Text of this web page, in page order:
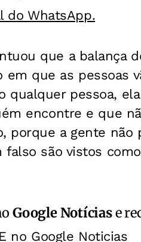
do WhatsApp.
que a balança
que as pessoas
qualquer pessoa,
encontre e que
porque a gente
falso são vistos
Google Notíciase
no Google Noticias